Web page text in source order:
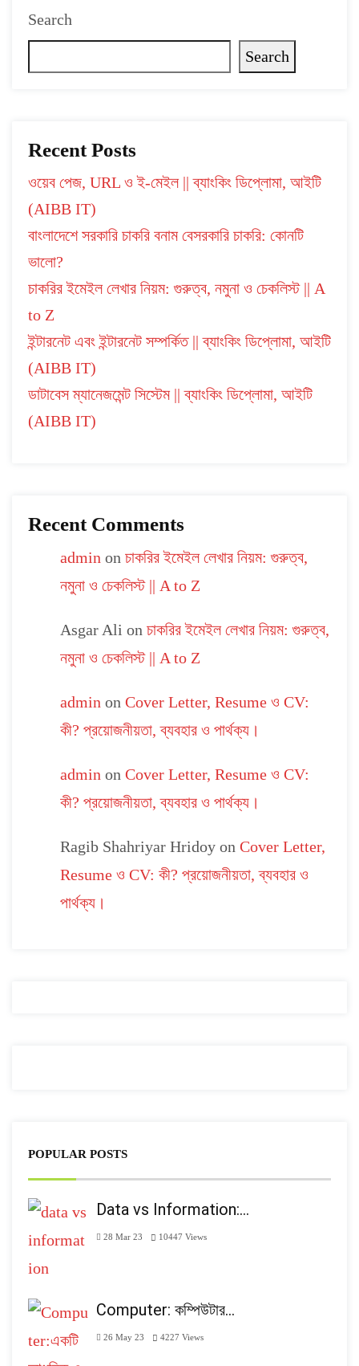
Search
Search
Recent Posts
ওয়েব পেজ, URL ও ই-মেইল || ব্যাংকিং ডিপ্লোমা, আইটি
(AIBB IT)
বাংলাদেশে সরকারি চাকরি বনাম বেসরকারি চাকরি: কোনটি
ভালো?
চাকরির ইমেইল লেখার নিয়ম: গুরুত্ব, নমুনা ও চেকলিস্ট || A
to Z
ইন্টারনেট এবং ইন্টারনেট সম্পর্কিত || ব্যাংকিং ডিপ্লোমা, আইটি
(AIBB IT)
ডাটাবেস ম্যানেজমেন্ট সিস্টেম || ব্যাংকিং ডিপ্লোমা, আইটি
(AIBB IT)
Recent Comments
admin on চাকরির ইমেইল লেখার নিয়ম: গুরুত্ব,
নমুনা ও চেকলিস্ট || A to Z
Asgar Ali on চাকরির ইমেইল লেখার নিয়ম: গুরুত্ব,
নমুনা ও চেকলিস্ট || A to Z
admin on Cover Letter, Resume ও CV:
কী? প্রয়োজনীয়তা, ব্যবহার ও পার্থক্য।
admin on Cover Letter, Resume ও CV:
কী? প্রয়োজনীয়তা, ব্যবহার ও পার্থক্য।
Ragib Shahriyar Hridoy on Cover Letter,
Resume ও CV: কী? প্রয়োজনীয়তা, ব্যবহার ও
পার্থক্য।
POPULAR POSTS
Data vs Information:…
28 Mar 23 10447 Views
Computer: কম্পিউটার…
26 May 23 4227 Views